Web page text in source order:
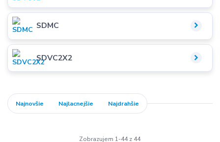
SDMC
SDVC2X2
Najnovšie Najlacnejšie Najdrahšie
Zobrazujem 1-44 z 44